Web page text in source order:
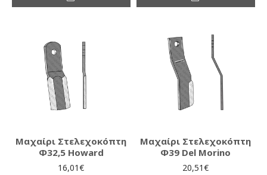
Μαχαίρι Στελεχοκόπτη
Φ32,5 Howard
16,01€
Μαχαίρι Στελεχοκόπτη
Φ39 Del Morino
20,51€